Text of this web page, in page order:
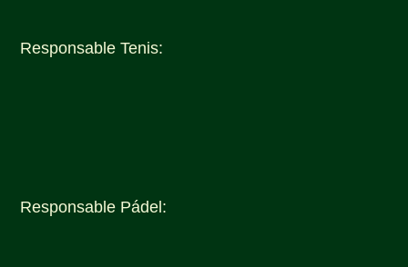
Responsable Tenis:
Responsable Pádel: